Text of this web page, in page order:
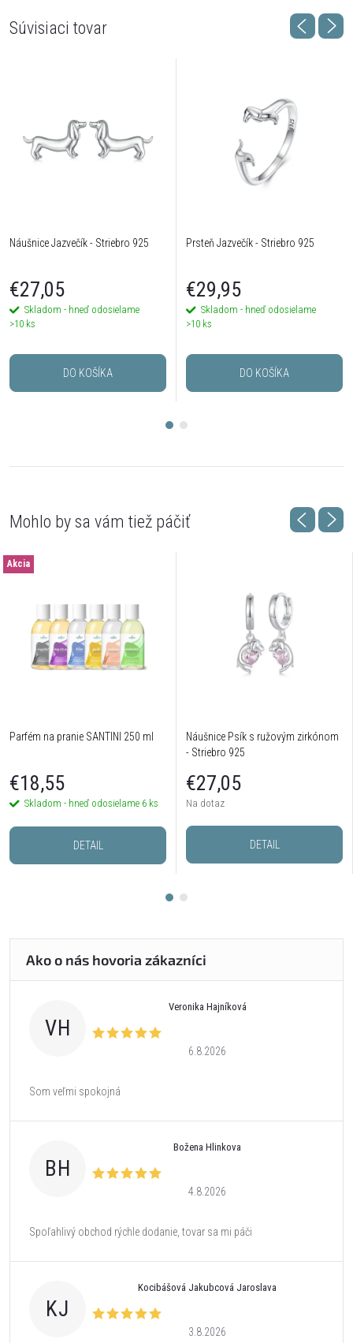
Súvisiaci tovar
Náušnice Jazvečík - Striebro 925
€27,05
Skladom - hneď odosielame
>10 ks
DO KOŠÍKA
Prsteň Jazvečík - Striebro 925
€29,95
Skladom - hneď odosielame
>10 ks
DO KOŠÍKA
Akcia
Parfém na pranie SANTINI 250 ml
€18,55
Skladom - hneď odosielame 6 ks
DETAIL
Náušnice Psík s ružovým zirkónom
- Striebro 925
€27,05
Na dotaz
DETAIL
VH
Veronika Hajníková
6.8.2026
Som veľmi spokojná
BH
Božena Hlinkova
4.8.2026
Spoľahlivý obchod rýchle dodanie, tovar sa mi páči
KJ
Kocibášová Jakubcová Jaroslava
3.8.2026